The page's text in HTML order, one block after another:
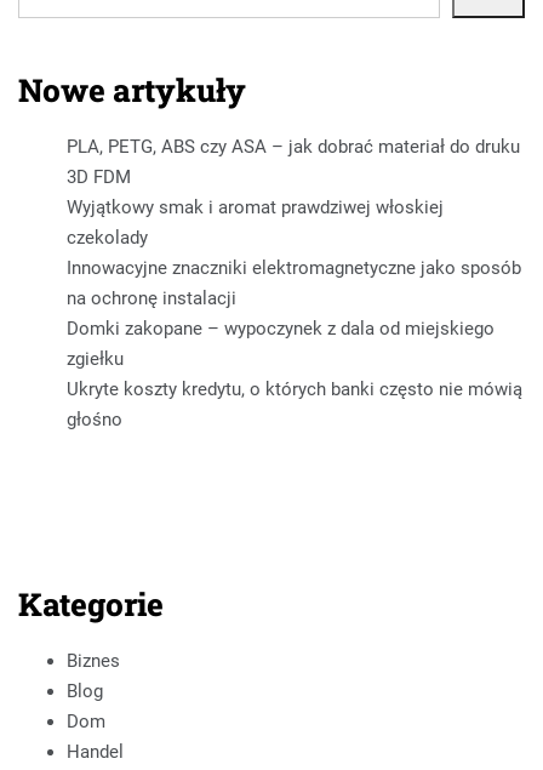
Nowe artykuły
PLA, PETG, ABS czy ASA – jak dobrać materiał do druku
3D FDM
Wyjątkowy smak i aromat prawdziwej włoskiej
czekolady
Innowacyjne znaczniki elektromagnetyczne jako sposób
na ochronę instalacji
Domki zakopane – wypoczynek z dala od miejskiego
zgiełku
Ukryte koszty kredytu, o których banki często nie mówią
głośno
Kategorie
Biznes
Blog
Dom
Handel